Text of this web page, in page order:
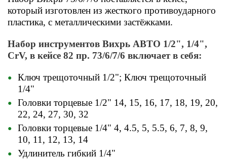
который изготовлен из жесткого противоударного
пластика, с металлическими застёжками.
Набор инструментов Вихрь АВТО 1/2", 1/4",
CrV, в кейсе 82 пр. 73/6/7/6 включает в себя:
Ключ трещоточный 1/2"; Ключ трещоточный
1/4"
Головки торцевые 1/2" 14, 15, 16, 17, 18, 19, 20,
22, 24, 27, 30, 32
Головки торцевые 1/4" 4, 4.5, 5, 5.5, 6, 7, 8, 9,
10, 11, 12, 13, 14
Удлинитель гибкий 1/4"